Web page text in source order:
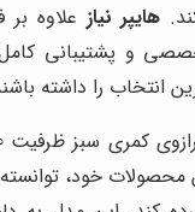
هایپر نیاز علاوه
و پشتیبانی کامل
انتخاب را داشته
خود،